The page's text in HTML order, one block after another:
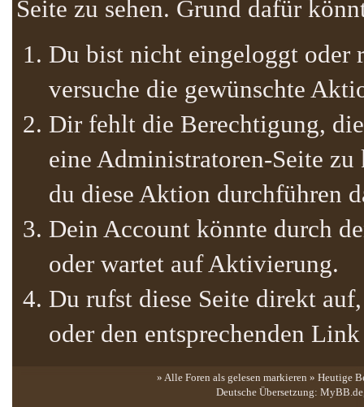
Seite zu sehen. Grund dafür
Du bist nicht eingeloggt oder
versuche die gewünschte
Dir fehlt die Berechtigung,
eine Administratoren-Seite
du diese Aktion durchführen
Dein Account könnte durch
oder wartet auf Aktivierung.
Du rufst diese Seite direkt
oder den entsprechenden
» Alle Foren als gelesen markieren » Heutige
Deutsche Übersetzung: MyBB.de